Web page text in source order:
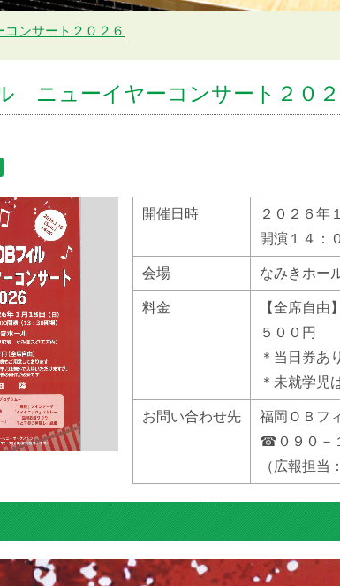
ンサート２０２６
ニューイヤーコンサート２０２
開催日時
２０２６年
開演１４：
会場 なみきホー
料金
【全席自由】
５００円
＊当日券あり
＊未就学児
お問い合わせ先
福岡ＯＢフ
☎０９０－
（広報担当